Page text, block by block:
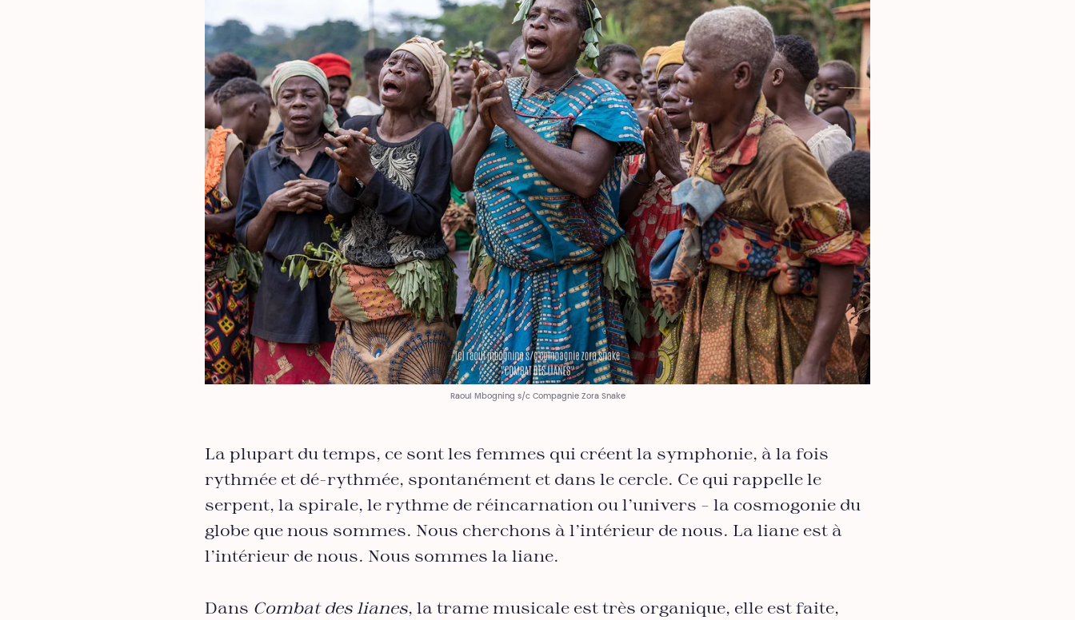
Raoul Mbogning s/c Compagnie Zora Snake
La plupart du temps, ce sont les femmes qui créent la symphonie, à la fois
rythmée et dé-rythmée, spontanément et dans le cercle. Ce qui rappelle le
serpent, la spirale, le rythme de réincarnation ou l’univers – la cosmogonie du
globe que nous sommes. Nous cherchons à l’intérieur de nous. La liane est à
l’intérieur de nous. Nous sommes la liane.
Dans Combat des lianes, la trame musicale est très organique, elle est faite,